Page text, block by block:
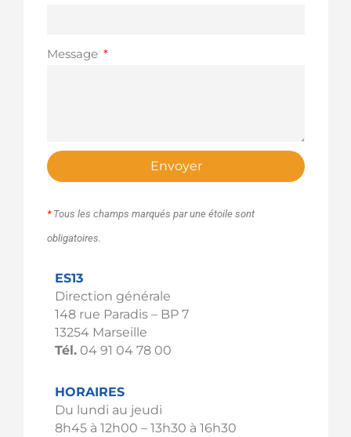
Message
Envoyer
*Tous les champs marqués par une étoile sont
obligatoires.
ES13
Direction générale
148 rue Paradis – BP 7
13254 Marseille
Tél. 04 91 04 78 00
HORAIRES
Du lundi au jeudi
8h45 à 12h00 – 13h30 à 16h30